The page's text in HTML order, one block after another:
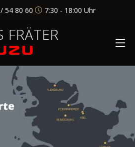
54 80 60 7:30 - 18:00 Uhr